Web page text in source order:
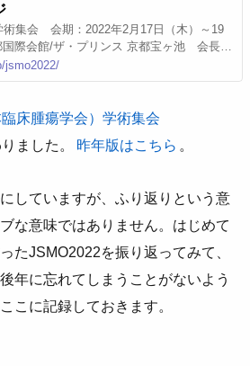
術集会 会期：2022年2月17日（木）～19
際会館/ザ・プリンス 京都宝ヶ池 会長：
センター中央病院 副院長／呼吸器内科
リンケージ
jsmo2022/
床腫瘍学会）学術集会
ました。 昨年版はこちら 。
していますが、ふり返りという意
な意味ではありません。はじめて
たJSMO2022を振り返ってみて、
年に忘れてしまうことがないよう
こに記録しておきます。